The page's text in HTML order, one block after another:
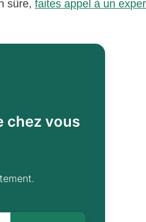
sûre,faites appel à un
chez vous